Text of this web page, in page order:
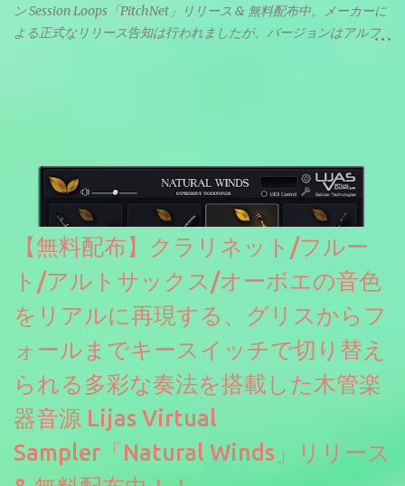
ン Session Loops「PitchNet」リリース & 無料配布中。メーカーに
よる正式なリリース告知は行われましたが、バージョンはアルフ
ソースを元に設計・改良した製品のようです。
【無料配布】クラリネット/フルー
ト/アルトサックス/オーボエの音色
をリアルに再現する、グリスからフ
ォールまでキースイッチで切り替え
られる多彩な奏法を搭載した木管楽
器音源 Lijas Virtual
Sampler「Natural Winds」リリース